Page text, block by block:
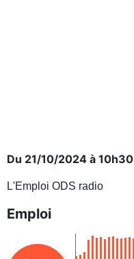
Du 21/10/2024 à 10h30
L'Emploi ODS radio
Emploi